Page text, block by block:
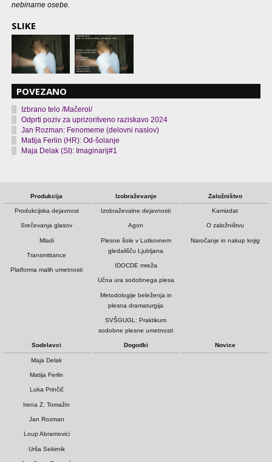
nebinarne osebe.
SLIKE
POVEZANO
Izbrano telo /Mačerol/
Odprti poziv za uprizoritveno raziskavo 2024
Jan Rozman: Fenomeme (delovni naslov)
Matija Ferlin (HR): Od-šolanje
Maja Delak (SI): Imaginarij#1
Produkcija
Produkcijska dejavnost
Srečevanja glasov
Mladi
Transmittance
Platforma malih umetnosti
Izobraževanje
Izobraževalne dejavnosti
Agon
Plesne šole v Lutkovnem
gledališču Ljubljana
IDOCDE mreža
Učna ura sodobnega plesa
Metodologije beleženja in
plesna dramaturgija
SVŠGUGL: Praktikum
sodobne plesne umetnosti
Založništvo
Kamizdat
O založništvu
Naročanje in nakup knjig
Sodelavci
Maja Delak
Matija Ferlin
Luka Prinčič
Irena Z. Tomažin
Jan Rozman
Loup Abramovici
Urša Sekirnik
Dogodki Novice